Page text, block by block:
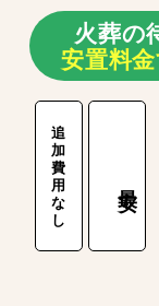
火葬の
安置料
追
加
費
用
な
し